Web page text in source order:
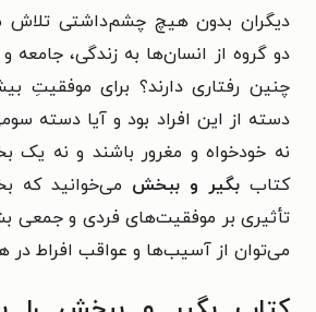
دیگران بدون هیچ چشم‌داشتی تلاش
دو گروه از انسان‌ها به زندگی،
چنین رفتاری دارند؟ برای موفقیتِ
دسته از این افراد بود و آیا دسته
نه خودخواه و مغرور باشند و نه یک
کتاب بگیر و ببخش می‌خوانید که
تأثیری بر موفقیت‌های فردی و جمعی
می‌توان از آسیب‌ها و عواقب افراط در